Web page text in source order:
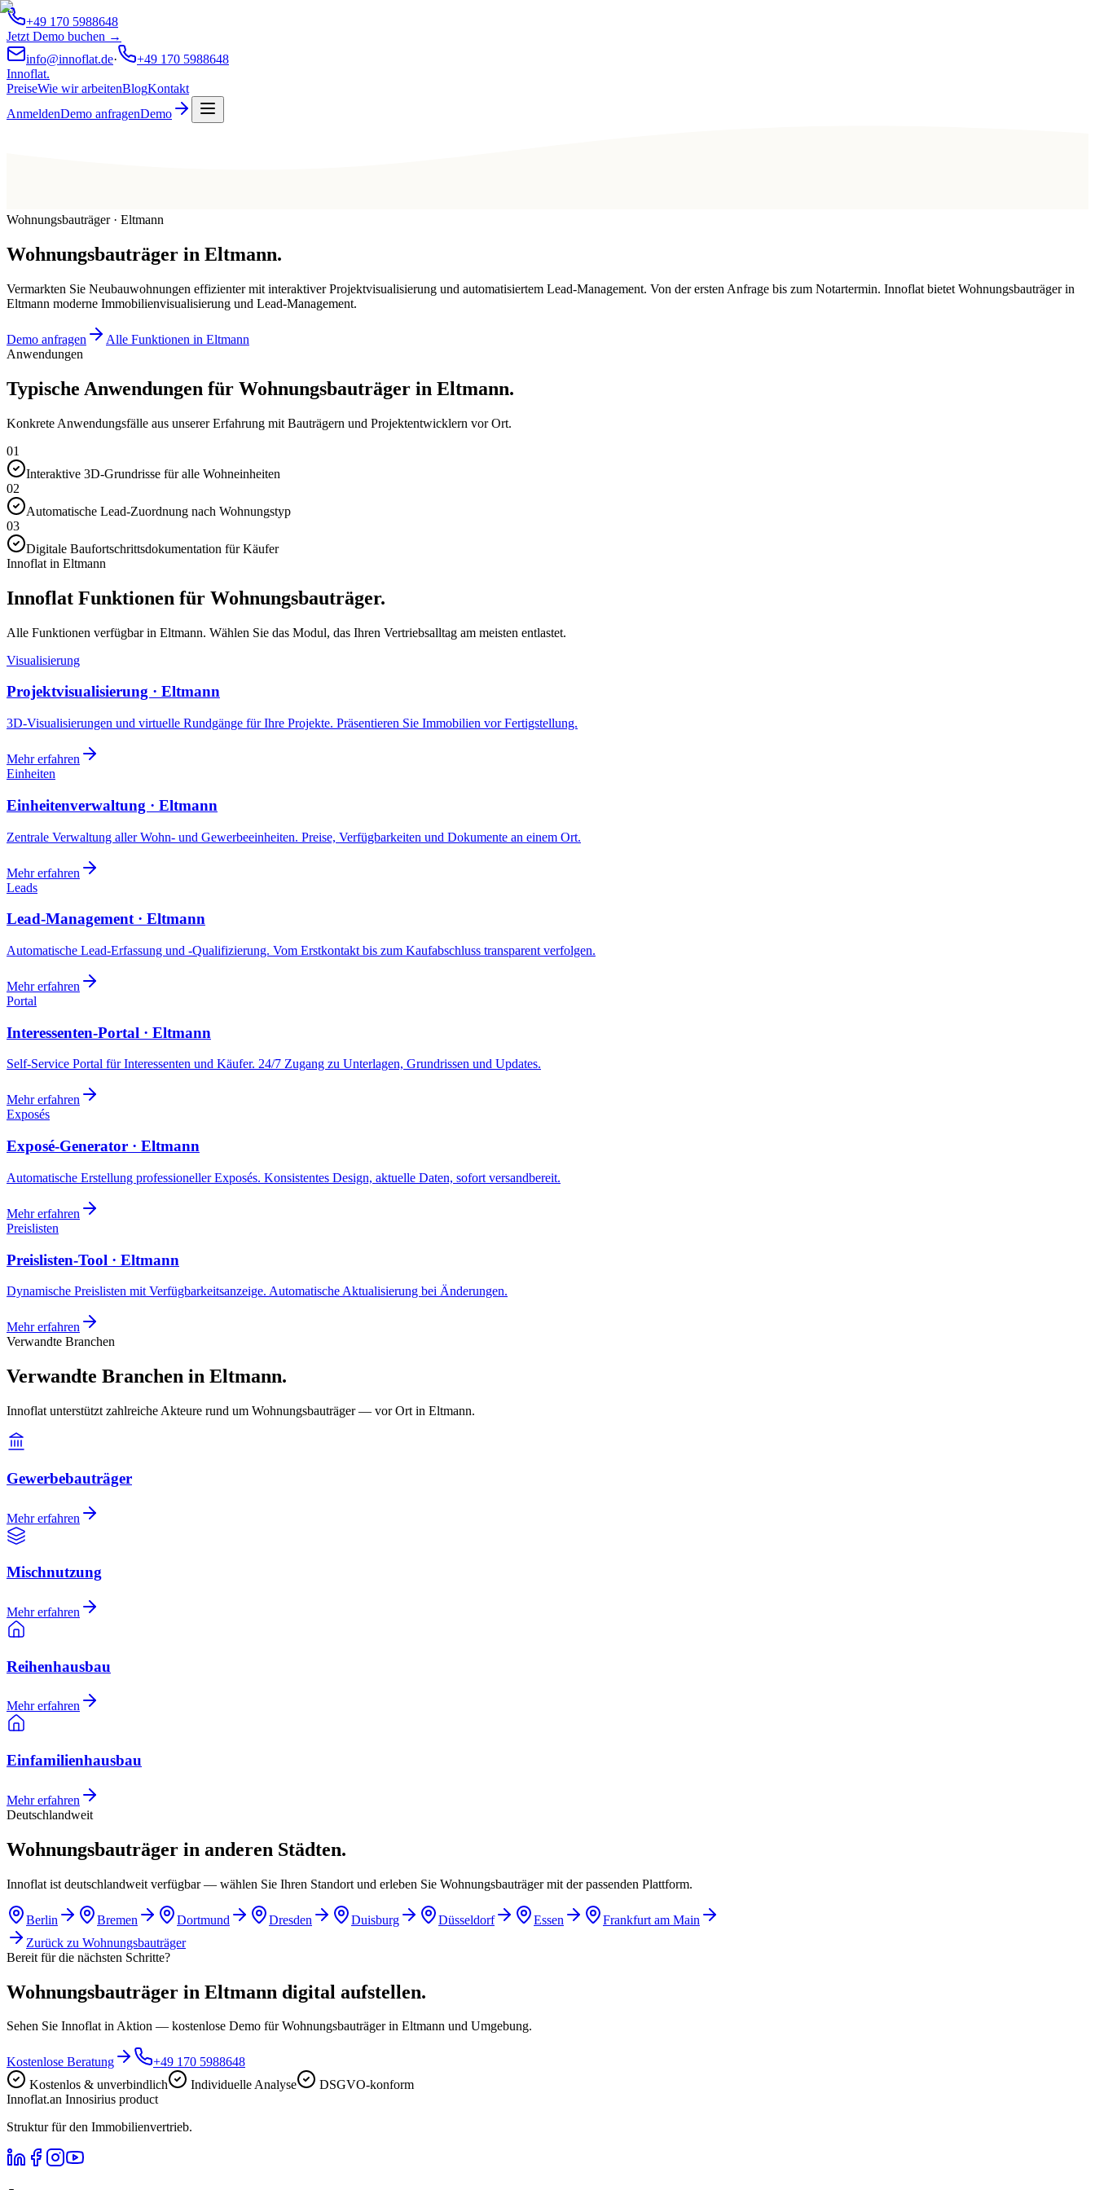
+49 170 5988648
Jetzt Demo buchen →
info@innoflat.de·
+49 170 5988648
Innoflat.
PreiseWie wir arbeitenBlogKontakt
AnmeldenDemo anfragenDemo
Wohnungsbauträger · Eltmann
Wohnungsbauträger in Eltmann.
Vermarkten Sie Neubauwohnungen effizienter mit interaktiver Projektvisualisierung und automatisiertem Lead-Management. Von der ersten Anfrage bis zum Notartermin. Innoflat bietet Wohnungsbauträger in
Eltmann moderne Immobilienvisualisierung und Lead-Management.
Demo anfragen
Alle Funktionen in Eltmann
Anwendungen
Typische Anwendungen für Wohnungsbauträger in Eltmann.
Konkrete Anwendungsfälle aus unserer Erfahrung mit Bauträgern und Projektentwicklern vor Ort.
01
Interaktive 3D-Grundrisse für alle Wohneinheiten
02
Automatische Lead-Zuordnung nach Wohnungstyp
03
Digitale Baufortschrittsdokumentation für Käufer
Innoflat in Eltmann
Innoflat Funktionen für Wohnungsbauträger.
Alle Funktionen verfügbar in Eltmann. Wählen Sie das Modul, das Ihren Vertriebsalltag am meisten entlastet.
Visualisierung
Projektvisualisierung · Eltmann
3D-Visualisierungen und virtuelle Rundgänge für Ihre Projekte. Präsentieren Sie Immobilien vor Fertigstellung.
Mehr erfahren
Einheiten
Einheitenverwaltung · Eltmann
Zentrale Verwaltung aller Wohn- und Gewerbeeinheiten. Preise, Verfügbarkeiten und Dokumente an einem Ort.
Mehr erfahren
Leads
Lead-Management · Eltmann
Automatische Lead-Erfassung und -Qualifizierung. Vom Erstkontakt bis zum Kaufabschluss transparent verfolgen.
Mehr erfahren
Portal
Interessenten-Portal · Eltmann
Self-Service Portal für Interessenten und Käufer. 24/7 Zugang zu Unterlagen, Grundrissen und Updates.
Mehr erfahren
Exposés
Exposé-Generator · Eltmann
Automatische Erstellung professioneller Exposés. Konsistentes Design, aktuelle Daten, sofort versandbereit.
Mehr erfahren
Preislisten
Preislisten-Tool · Eltmann
Dynamische Preislisten mit Verfügbarkeitsanzeige. Automatische Aktualisierung bei Änderungen.
Mehr erfahren
Verwandte Branchen
Verwandte Branchen in Eltmann.
Innoflat unterstützt zahlreiche Akteure rund um Wohnungsbauträger — vor Ort in Eltmann.
Gewerbebauträger
Mehr erfahren
Mischnutzung
Mehr erfahren
Reihenhausbau
Mehr erfahren
Einfamilienhausbau
Mehr erfahren
Deutschlandweit
Wohnungsbauträger in anderen Städten.
Innoflat ist deutschlandweit verfügbar — wählen Sie Ihren Standort und erleben Sie Wohnungsbauträger mit der passenden Plattform.
Berlin Bremen Dortmund Dresden Duisburg Düsseldorf Essen
Frankfurt am Main
Zurück zu Wohnungsbauträger
Bereit für die nächsten Schritte?
Wohnungsbauträger in Eltmann digital aufstellen.
Sehen Sie Innoflat in Aktion — kostenlose Demo für Wohnungsbauträger in Eltmann und Umgebung.
Kostenlose Beratung
+49 170 5988648
Kostenlos & unverbindlich
Individuelle Analyse
DSGVO-konform
Innoflat.an Innosirius product
Struktur für den Immobilienvertrieb.